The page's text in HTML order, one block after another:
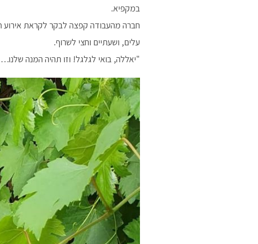
במקפיא.
חברה מהעבודה קפצה לבקר לקראת אירוע
עלים, ושעתיים וחצי לשרוף.
"יאללה, בואי לגלגל! וזו תהיה המנה